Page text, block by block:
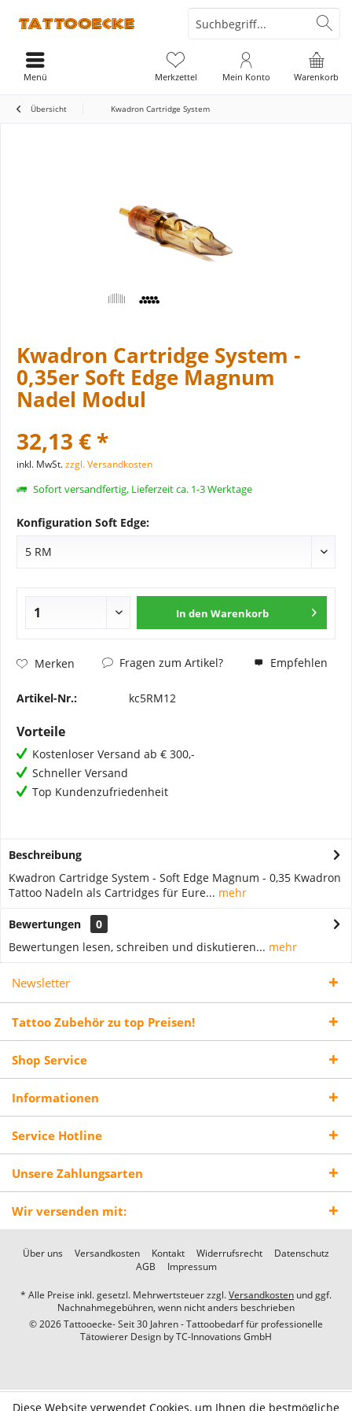
Warenkorb
Merkzettel Mein Konto
Menü
Übersicht Kwadron Cartridge System
Kwadron Cartridge System -
0,35er Soft Edge Magnum
Nadel Modul
32,13 € *
inkl. MwSt.zzgl. Versandkosten
Sofort versandfertig, Lieferzeit ca. 1-3 Werktage
Konfiguration Soft Edge:
In den Warenkorb
Merken Fragen zum Artikel? Empfehlen
Artikel-Nr.: kc5RM12
Vorteile
Kostenloser Versand ab € 300,-
Schneller Versand
Top Kundenzufriedenheit
Beschreibung
Kwadron Cartridge System - Soft Edge Magnum - 0,35 Kwadron
Tattoo Nadeln als Cartridges für Eure... mehr
Bewertungen
0
Bewertungen lesen, schreiben und diskutieren... mehr
Newsletter
Tattoo Zubehör zu top Preisen!
Shop Service
Informationen
Service Hotline
Unsere Zahlungsarten
Wir versenden mit:
Über uns Versandkosten Kontakt Widerrufsrecht
Datenschutz
AGB
Impressum
* Alle Preise inkl. gesetzl. Mehrwertsteuer zzgl.Versandkosten und ggf.
Nachnahmegebühren, wenn nicht anders beschrieben
© 2026 Tattooecke- Seit 30 Jahren - Tattoobedarf für professionelle
Tätowierer Design byTC-Innovations GmbH
Diese Website verwendet Cookies, um Ihnen die bestmögliche